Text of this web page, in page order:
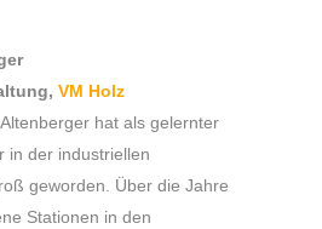
VM Holz
hat als gelernter
in der industriellen
geworden. Über die Jahre
Stationen in den